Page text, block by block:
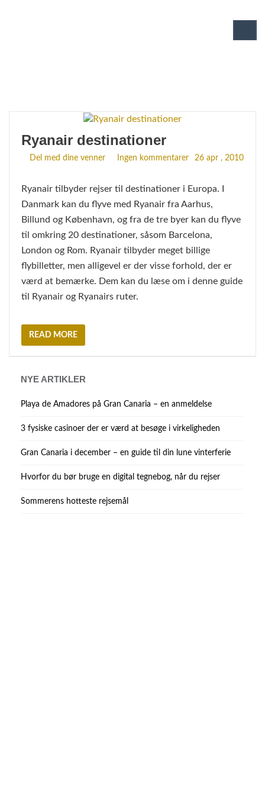
Ryanair destinationer
26 apr , 2010
Ingen kommentarer
Del med dine venner
Ryanair tilbyder rejser til destinationer i Europa. I
Danmark kan du flyve med Ryanair fra Aarhus,
Billund og København, og fra de tre byer kan du flyve
til omkring 20 destinationer, såsom Barcelona,
London og Rom. Ryanair tilbyder meget billige
flybilletter, men alligevel er der visse forhold, der er
værd at bemærke. Dem kan du læse om i denne guide
til Ryanair og Ryanairs ruter.
READ MORE
NYE ARTIKLER
Playa de Amadores på Gran Canaria – en anmeldelse
3 fysiske casinoer der er værd at besøge i virkeligheden
Gran Canaria i december – en guide til din lune vinterferie
Hvorfor du bør bruge en digital tegnebog, når du rejser
Sommerens hotteste rejsemål